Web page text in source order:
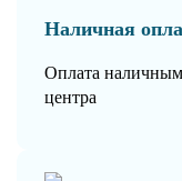
Наличная
Оплата
центра